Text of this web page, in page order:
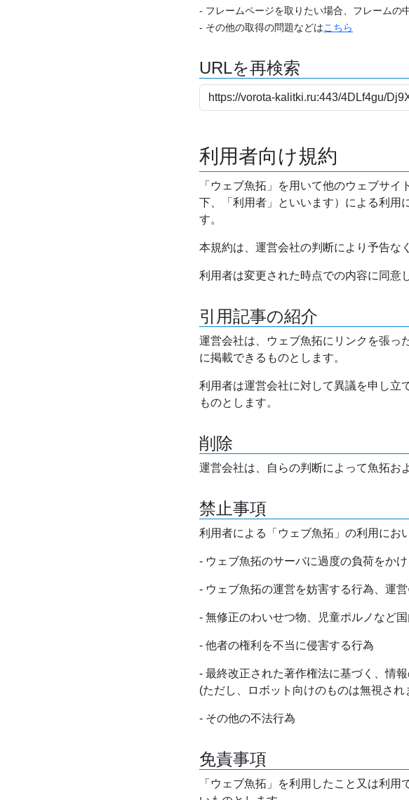
- フレームページを取りたい場合、フレームの
- その他の取得の問題などはこちら
URLを再検索
利用者向け規約
「ウェブ魚拓」を用いて他のウェブサ
下、「利用者」といいます）による利用
す。
本規約は、運営会社の判断により予告な
利用者は変更された時点での内容に同意
引用記事の紹介
運営会社は、ウェブ魚拓にリンクを張っ
に掲載できるものとします。
利用者は運営会社に対して異議を申し立
ものとします。
削除
運営会社は、自らの判断によって魚拓お
禁止事項
利用者による「ウェブ魚拓」の利用にお
- ウェブ魚拓のサーバに過度の負荷をか
- ウェブ魚拓の運営を妨害する行為、運
- 無修正のわいせつ物、児童ポルノなど
- 他者の権利を不当に侵害する行為
- 最終改正された著作権法に基づく、情
(ただし、ロボット向けのものは無視され
- その他の不法行為
免責事項
「ウェブ魚拓」を利用したこと又は利